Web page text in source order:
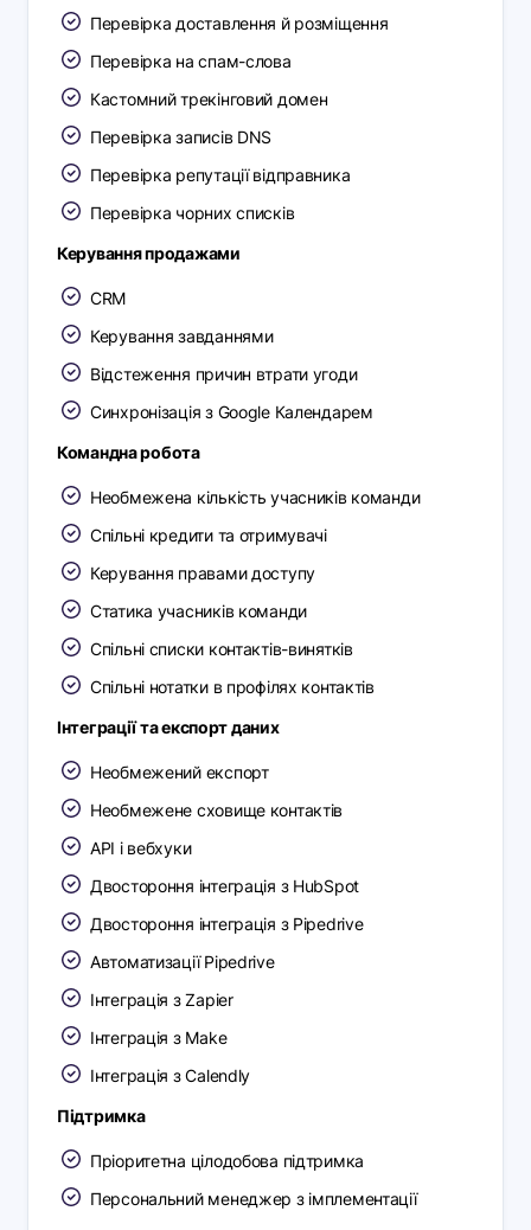
Перевірка доставлення й розміщення
Перевірка на спам-слова
Кастомний трекінговий домен
Перевірка записів DNS
Перевірка репутації відправника
Перевірка чорних списків
Керування продажами
CRM
Керування завданнями
Відстеження причин втрати угоди
Синхронізація з Google Календарем
Командна робота
Необмежена кількість учасників команди
Спільні кредити та отримувачі
Керування правами доступу
Статика учасників команди
Спільні списки контактів-винятків
Спільні нотатки в профілях контактів
Інтеграції та експорт даних
Необмежений експорт
Необмежене сховище контактів
API і вебхуки
Двостороння інтеграція з HubSpot
Двостороння інтеграція з Pipedrive
Автоматизації Pipedrive
Інтеграція з Zapier
Інтеграція з Make
Інтеграція з Calendly
Підтримка
Пріоритетна цілодобова підтримка
Персональний менеджер з імплементації